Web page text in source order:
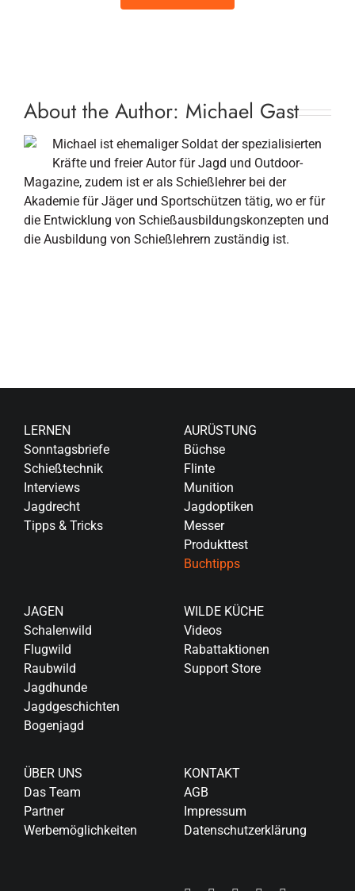
About the Author: Michael Gast
Michael ist ehemaliger Soldat der spezialisierten
Kräfte und freier Autor für Jagd und Outdoor-
Magazine, zudem ist er als Schießlehrer bei der
Akademie für Jäger und Sportschützen tätig, wo er für
die Entwicklung von Schießausbildungskonzepten und
die Ausbildung von Schießlehrern zuständig ist.
LERNEN
Sonntagsbriefe
Schießtechnik
Interviews
Jagdrecht
Tipps & Tricks
AURÜSTUNG
Büchse
Flinte
Munition
Jagdoptiken
Messer
Produkttest
Buchtipps
JAGEN
Schalenwild
Flugwild
Raubwild
Jagdhunde
Jagdgeschichten
Bogenjagd
WILDE KÜCHE
Videos
Rabattaktionen
Support Store
ÜBER UNS
Das Team
Partner
Werbemöglichkeiten
KONTAKT
AGB
Impressum
Datenschutzerklärung